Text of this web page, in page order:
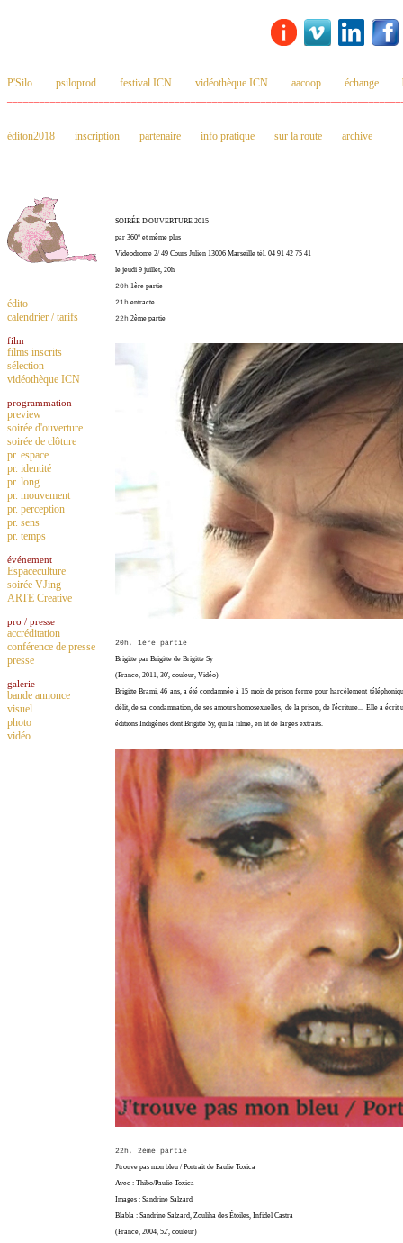
P'Silo psiloprod festival ICN vidéothèque ICN aacoop échange
éditon2018 inscription partenaire info pratique sur la route archive
édito
calendrier / tarifs
film
films inscrits
sélection
vidéothèque ICN
programmation
preview
soirée d'ouverture
soirée de clôture
pr. espace
pr. identité
pr. long
pr. mouvement
pr. perception
pr. sens
pr. temps
événement
Espaceculture
soirée VJing
ARTE Creative
pro / presse
accréditation
conférence de presse
presse
galerie
bande annonce
visuel
photo
vidéo
SOIRÉE D'OUVERTURE 2015
par 360° et même plus
Videodrome 2/ 49 Cours Julien 13006 Marseille tél. 04 91 42 75 41
le jeudi 9 juillet, 20h
20h 1ère partie
21h entracte
22h 2ème partie
20h, 1ère partie
Brigitte par Brigitte de Brigitte Sy
(France, 2011, 30', couleur, Vidéo)
Brigitte Brami, 46 ans, a été condamnée à 15 mois de prison ferme pour harcèlement
délit, de sa condamnation, de ses amours homosexuelles, de la prison, de l'écriture... Elle a
éditions Indigènes dont Brigitte Sy, qui la filme, en lit de larges extraits.
22h, 2ème partie
J'trouve pas mon bleu / Portrait de Paulie Toxica
Avec : Thibo/Paulie Toxica
Images : Sandrine Salzard
Blabla : Sandrine Salzard, Zouliha des Étoiles, Infidel Castra
(France, 2004, 52', couleur)